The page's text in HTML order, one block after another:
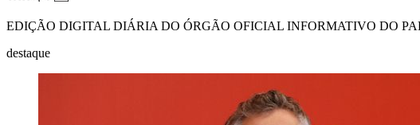
EDIÇÃO DIGITAL DIÁRIA DO ÓRGÃO OFICIAL INFORMATIVO DO
destaque